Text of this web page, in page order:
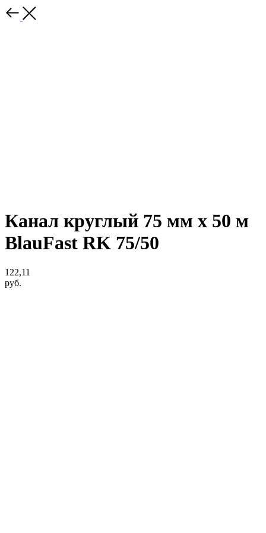
Канал круглый 75 мм х 50 м
BlauFast RK 75/50
122,11
руб.